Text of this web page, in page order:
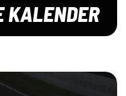
KALENDER